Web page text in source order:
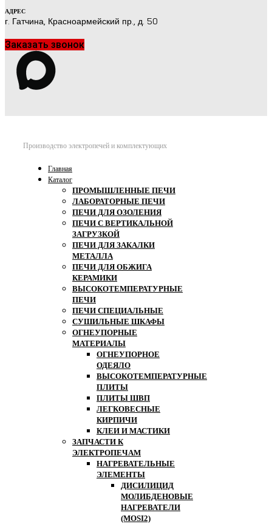
АДРЕС
г. Гатчина, Красноармейский пр., д. 50
Заказать звонок
Производство электропечей и комплектующих
Главная
Каталог
ПРОМЫШЛЕННЫЕ ПЕЧИ
ЛАБОРАТОРНЫЕ ПЕЧИ
ПЕЧИ ДЛЯ ОЗОЛЕНИЯ
ПЕЧИ С ВЕРТИКАЛЬНОЙ
ЗАГРУЗКОЙ
ПЕЧИ ДЛЯ ЗАКАЛКИ
МЕТАЛЛА
ПЕЧИ ДЛЯ ОБЖИГА
КЕРАМИКИ
ВЫСОКОТЕМПЕРАТУРНЫЕ
ПЕЧИ
ПЕЧИ СПЕЦИАЛЬНЫЕ
СУШИЛЬНЫЕ ШКАФЫ
ОГНЕУПОРНЫЕ
МАТЕРИАЛЫ
ОГНЕУПОРНОЕ
ОДЕЯЛО
ВЫСОКОТЕМПЕРАТУРНЫЕ
ПЛИТЫ
ПЛИТЫ ШВП
ЛЕГКОВЕСНЫЕ
КИРПИЧИ
КЛЕИ И МАСТИКИ
ЗАПЧАСТИ К
ЭЛЕКТРОПЕЧАМ
НАГРЕВАТЕЛЬНЫЕ
ЭЛЕМЕНТЫ
ДИСИЛИЦИД
МОЛИБДЕНОВЫЕ
НАГРЕВАТЕЛИ
(MOSI2)